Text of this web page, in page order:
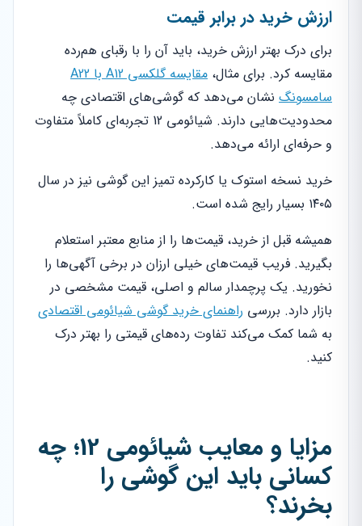
ارزش خرید در برابر قیمت
برای درک بهتر ارزش خرید، باید آن را با رقبای هم‌رده
مقایسه کرد. برای مثال،
مقایسه گلکسی A12 با A22
سامسونگ نشان می‌دهد که گوشی‌های اقتصادی چه
محدودیت‌هایی دارند. شیائومی 12 تجربه‌ای کاملاً متفاوت
و حرفه‌ای ارائه می‌دهد.
خرید نسخه استوک یا کارکرده تمیز این گوشی نیز در سال
۱۴۰۵ بسیار رایج شده است.
همیشه قبل از خرید، قیمت‌ها را از منابع معتبر استعلام
بگیرید. فریب قیمت‌های خیلی ارزان در برخی آگهی‌ها را
نخورید. یک پرچمدار سالم و اصلی، قیمت مشخصی در
بازار دارد. بررسی راهنمای خرید گوشی شیائومی اقتصادی
به شما کمک می‌کند تفاوت رده‌های قیمتی را بهتر درک
کنید.
مزایا و معایب شیائومی 12؛ چه
کسانی باید این گوشی را
بخرند؟